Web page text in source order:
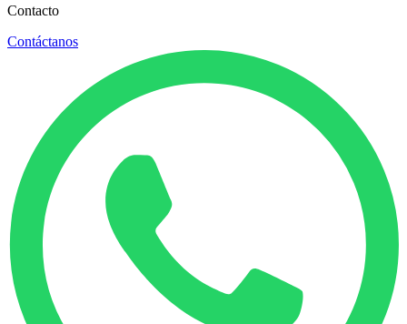
Contacto
Contáctanos